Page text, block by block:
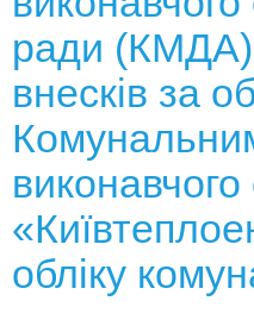
ради (КМДА)
внесків за
обліку